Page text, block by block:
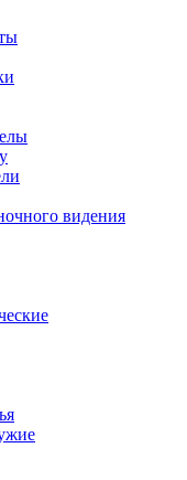
видения